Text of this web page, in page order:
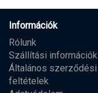
Információk
Rólunk
Szállítási információk
Általános szerződési
feltételek